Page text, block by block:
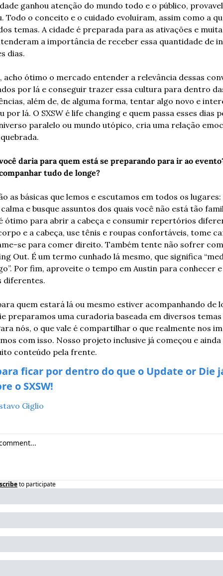
ganhou atenção do mundo todo e o público,
Todo o conceito e o cuidado evoluíram, assim como a
temas. A cidade é preparada para as ativações e
a importância de receber essa quantidade de
dias.
acho ótimo o mercado entender a relevância dessas
por lá e conseguir trazer essa cultura para dentro
além de, de alguma forma, tentar algo novo e
por lá. O SXSW é life changing e quem passa esses dias
paralelo ou mundo utópico, cria uma relação
daria para quem está se preparando para ir ao
tudo de longe?
as básicas que lemos e escutamos em todos os lugares:
e busque assuntos dos quais você não está tão
ótimo para abrir a cabeça e consumir repertórios
e a cabeça, use tênis e roupas confortáveis, tome
se para comer direito. Também tente não sofrer
Out. É um termo cunhado lá mesmo, que significa
Por fim, aproveite o tempo em Austin para conhecer
diferentes.
quem estará lá ou mesmo estiver acompanhando de
preparamos uma curadoria baseada em diversos temas
nós, o que vale é compartilhar o que realmente nos
com isso. Nosso projeto inclusive já começou e
conteúdo pela frente.
ficar por dentro do que o Update or Die
o SXSW!
Giglio
to participate